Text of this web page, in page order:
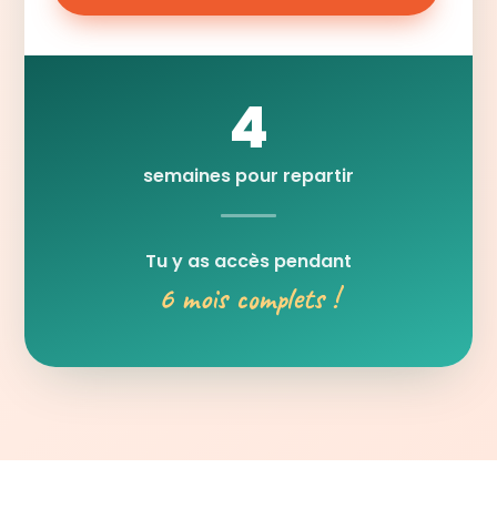
4
semaines pour repartir
Tu y as accès pendant
6 mois complets !